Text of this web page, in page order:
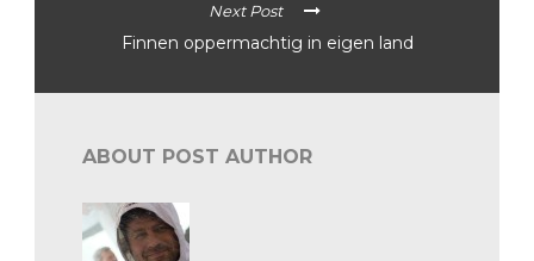
Next Post
Finnen oppermachtig in eigen land
ABOUT POST AUTHOR